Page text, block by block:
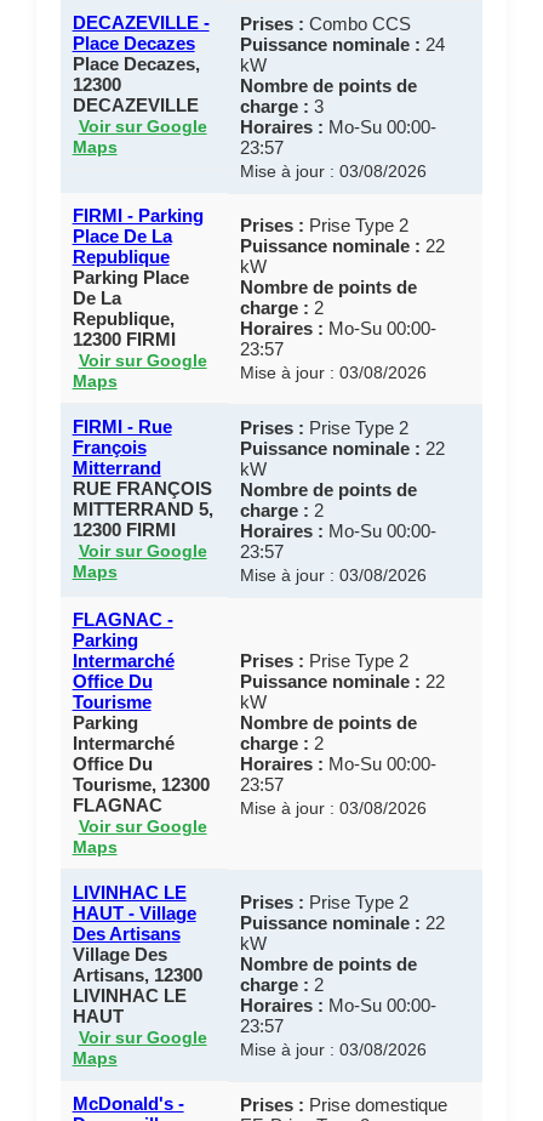
DECAZEVILLE -
Place Decazes
Place Decazes,
12300
DECAZEVILLE
Voir sur Google
Maps
Prises : Combo CCS
Puissance nominale : 24
kW
Nombre de points de
charge : 3
Horaires : Mo-Su 00:00-
23:57
Mise à jour : 03/08/2026
FIRMI - Parking
Place De La
Republique
Parking Place
De La
Republique,
12300 FIRMI
Voir sur Google
Maps
Prises : Prise Type 2
Puissance nominale : 22
kW
Nombre de points de
charge : 2
Horaires : Mo-Su 00:00-
23:57
Mise à jour : 03/08/2026
FIRMI - Rue
François
Mitterrand
RUE FRANÇOIS
MITTERRAND 5,
12300 FIRMI
Voir sur Google
Maps
Prises : Prise Type 2
Puissance nominale : 22
kW
Nombre de points de
charge : 2
Horaires : Mo-Su 00:00-
23:57
Mise à jour : 03/08/2026
FLAGNAC -
Parking
Intermarché
Office Du
Tourisme
Parking
Intermarché
Office Du
Tourisme, 12300
FLAGNAC
Voir sur Google
Maps
Prises : Prise Type 2
Puissance nominale : 22
kW
Nombre de points de
charge : 2
Horaires : Mo-Su 00:00-
23:57
Mise à jour : 03/08/2026
LIVINHAC LE
HAUT - Village
Des Artisans
Village Des
Artisans, 12300
LIVINHAC LE
HAUT
Voir sur Google
Maps
Prises : Prise Type 2
Puissance nominale : 22
kW
Nombre de points de
charge : 2
Horaires : Mo-Su 00:00-
23:57
Mise à jour : 03/08/2026
McDonald's -
Prises : Prise domestique